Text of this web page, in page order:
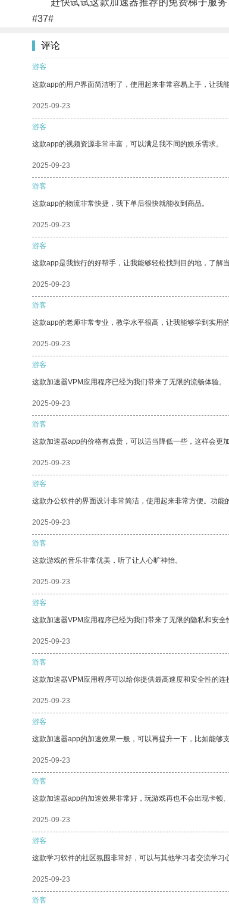
赶快试试这款加速器推荐的免费梯子服务
#37#
评论
游客
这款app的用户界面简洁明了，使用起来非常容易上手，让我
2025-09-23
游客
这款app的视频资源非常丰富，可以满足我不同的娱乐需求。
2025-09-23
游客
这款app的物流非常快捷，我下单后很快就能收到商品。
2025-09-23
游客
这款app是我旅行的好帮手，让我能够轻松找到目的地，了解
2025-09-23
游客
这款app的老师非常专业，教学水平很高，让我能够学到实用的
2025-09-23
游客
这款加速器VPM应用程序已经为我们带来了无限的流畅体验。
2025-09-23
游客
这款加速器app的价格有点贵，可以适当降低一些，这样会更加
2025-09-23
游客
这款办公软件的界面设计非常简洁，使用起来非常方便。功能
2025-09-23
游客
这款游戏的音乐非常优美，听了让人心旷神怡。
2025-09-23
游客
这款加速器VPM应用程序已经为我们带来了无限的隐私和安全
2025-09-23
游客
这款加速器VPM应用程序可以给你提供最高速度和安全性的连
2025-09-23
游客
这款加速器app的加速效果一般，可以再提升一下，比如能够
2025-09-23
游客
这款加速器app的加速效果非常好，玩游戏再也不会出现卡顿
2025-09-23
游客
这款学习软件的社区氛围非常好，可以与其他学习者交流学习
2025-09-23
游客